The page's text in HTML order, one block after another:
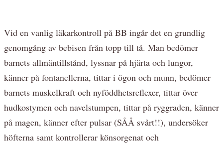
Vid en vanlig läkarkontroll på BB ingår det en grundlig
genomgång av bebisen från topp till tå. Man bedömer
barnets allmäntillstånd, lyssnar på hjärta och lungor,
känner på fontanellerna, tittar i ögon och munn, bedömer
barnets muskelkraft och nyföddhetsreflexer, tittar över
hudkostymen och navelstumpen, tittar på ryggraden, känner
på magen, känner efter pulsar (SÅÅ svårt!!), undersöker
höfterna samt kontrollerar könsorgenat och